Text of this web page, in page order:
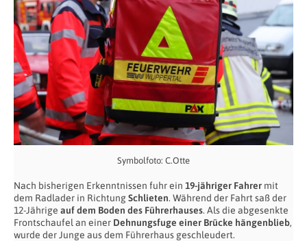
Symbolfoto: C.Otte
Nach bisherigen Erkenntnissen fuhr ein 19-jähriger Fahrer mit
dem Radlader in RichtungSchlieten. Während der Fahrt saß der
12-Jährige auf dem Boden des Führerhauses. Als die abgesenkte
Frontschaufel an einer Dehnungsfuge einer Brücke hängenblieb,
wurde der Junge aus dem Führerhaus geschleudert.